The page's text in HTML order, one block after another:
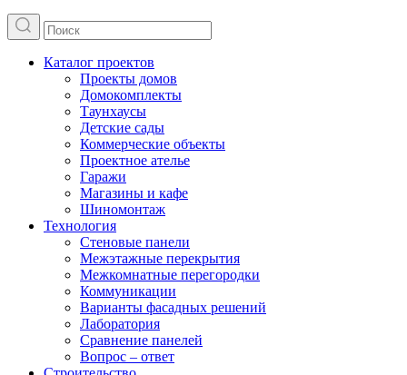
Каталог проектов
Проекты домов
Домокомплекты
Таунхаусы
Детские сады
Коммерческие объекты
Проектное ателье
Гаражи
Магазины и кафе
Шиномонтаж
Технология
Стеновые панели
Межэтажные перекрытия
Межкомнатные перегородки
Коммуникации
Варианты фасадных решений
Лаборатория
Сравнение панелей
Вопрос – ответ